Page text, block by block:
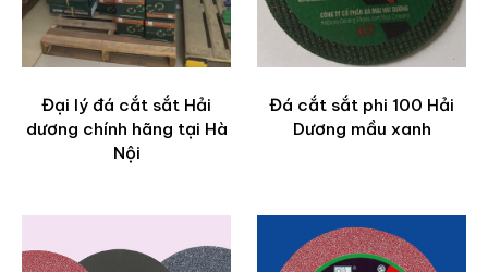
Đại lý đá cắt sắt Hải
dương chính hãng tại Hà
Nội
Đá cắt sắt phi 100 Hải
Dương mầu xanh